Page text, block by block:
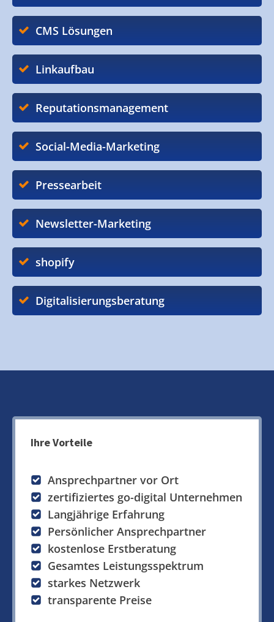
CMS Lösungen
Linkaufbau
Reputationsmanagement
Social-Media-Marketing
Pressearbeit
Newsletter-Marketing
shopify
Digitalisierungsberatung
Ihre Vorteile
Ansprechpartner vor Ort
zertifiziertes go-digital Unternehmen
Langjährige Erfahrung
Persönlicher Ansprechpartner
kostenlose Erstberatung
Gesamtes Leistungsspektrum
starkes Netzwerk
transparente Preise